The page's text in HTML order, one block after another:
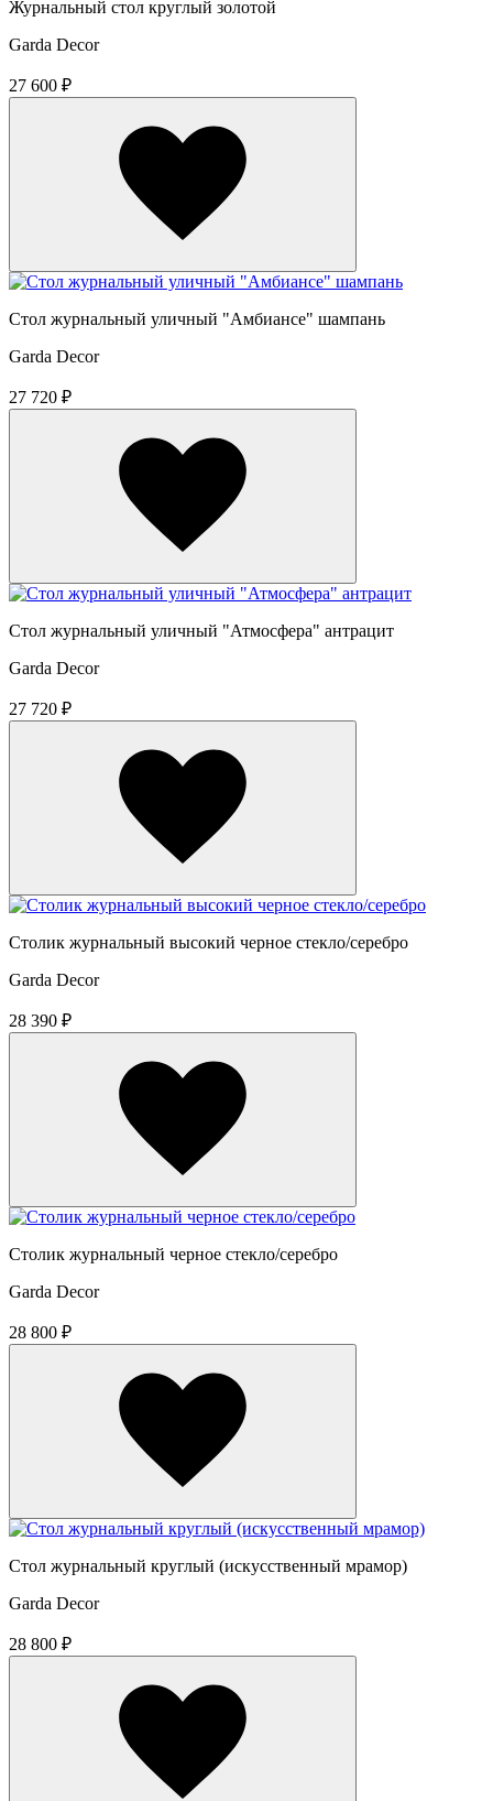
Журнальный стол круглый золотой
Garda Decor
27 600 ₽
Стол журнальный уличный "Амбиансе" шампань
Garda Decor
27 720 ₽
Стол журнальный уличный "Атмосфера" антрацит
Garda Decor
27 720 ₽
Столик журнальный высокий черное стекло/серебро
Garda Decor
28 390 ₽
Столик журнальный черное стекло/серебро
Garda Decor
28 800 ₽
Стол журнальный круглый (искусственный мрамор)
Garda Decor
28 800 ₽